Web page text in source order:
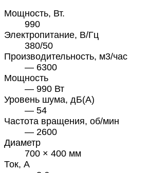
Мощность, Вт.
990
Электропитание, В/Гц
380/50
Производительность, м3/час
— 6300
Мощность
— 990 Вт
Уровень шума, дБ(А)
— 54
Частота вращения, об/мин
— 2600
Диаметр
700 × 400 мм
Ток, А